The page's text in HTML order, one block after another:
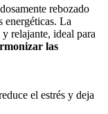
rebozado
energéticas. La
relajante, ideal para
las
el estrés y deja